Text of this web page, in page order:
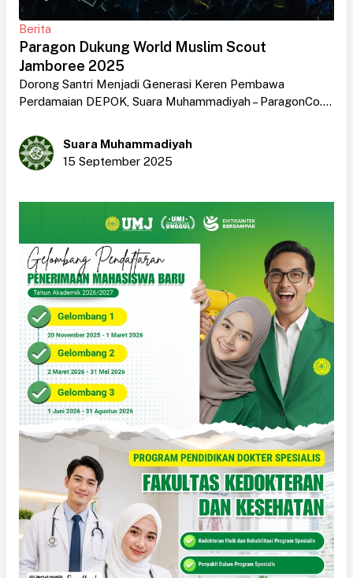
Berita
Paragon Dukung World Muslim Scout
Jamboree 2025
Dorong Santri Menjadi Generasi Keren Pembawa
Perdamaian DEPOK, Suara Muhammadiyah – ParagonCo....
Suara Muhammadiyah
15 September 2025